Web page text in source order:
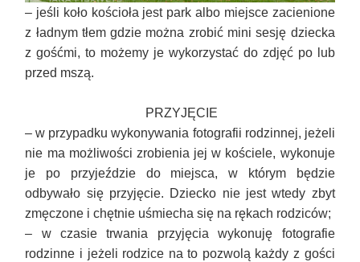
– jeśli koło kościoła jest park albo miejsce zacienione
z ładnym tłem gdzie można zrobić mini sesję dziecka
z gośćmi, to możemy je wykorzystać do zdjęć po lub
przed mszą.
PRZYJĘCIE
– w przypadku wykonywania fotografii rodzinnej, jeżeli
nie ma możliwości zrobienia jej w kościele, wykonuje
je po przyjeździe do miejsca, w którym będzie
odbywało się przyjęcie. Dziecko nie jest wtedy zbyt
zmęczone i chętnie uśmiecha się na rękach rodziców;
– w czasie trwania przyjęcia wykonuję fotografie
rodzinne i jeżeli rodzice na to pozwolą każdy z gości